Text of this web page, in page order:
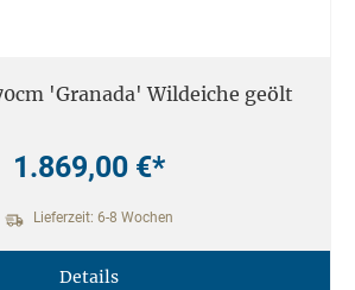
'Granada' Wildeiche geölt
1.869,00 €*
Lieferzeit: 6-8 Wochen
Details